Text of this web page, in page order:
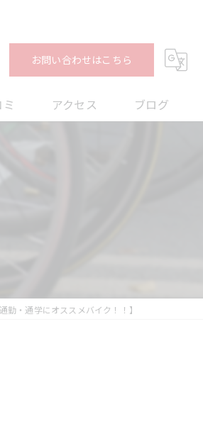
お問い合わせはこちら
アクセス ブログ
通勤・通学にオススメバイク！！】